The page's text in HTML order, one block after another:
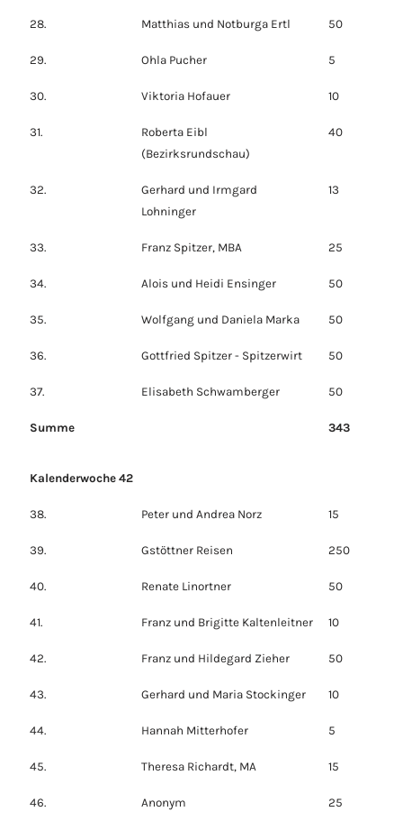
28. Matthias und Notburga Ertl 50
29. Ohla Pucher 5
30. Viktoria Hofauer 10
31.
Roberta Eibl
(Bezirksrundschau)
40
32.
Gerhard und Irmgard
Lohninger
13
33. Franz Spitzer, MBA 25
34. Alois und Heidi Ensinger 50
35. Wolfgang und Daniela Marka 50
36. Gottfried Spitzer - Spitzerwirt 50
37. Elisabeth Schwamberger 50
Summe 343
Kalenderwoche 42
38. Peter und Andrea Norz 15
39. Gstöttner Reisen 250
40. Renate Linortner 50
41. Franz und Brigitte Kaltenleitner 10
42. Franz und Hildegard Zieher 50
43. Gerhard und Maria Stockinger 10
44. Hannah Mitterhofer 5
45. Theresa Richardt, MA 15
46. Anonym 25